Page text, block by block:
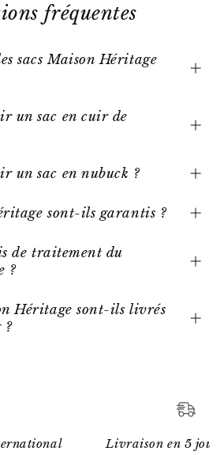
fréquentes
sacs Maison Héritage
un sac en cuir de
un sac en nubuck ?
sont-ils garantis ?
de traitement du
?
Héritage sont-ils livrés
?
Livraison en 5